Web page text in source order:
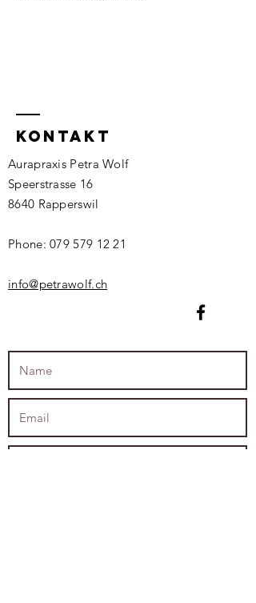
kontakt
Aurapraxis Petra Wolf
Speerstrasse 16
8640 Rapperswil
Phone:079 579 12 21
info@petrawolf.ch